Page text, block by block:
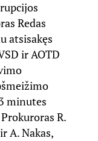
Redas
atsisakęs
ir AOTD
minutes
R.
A. Nakas,